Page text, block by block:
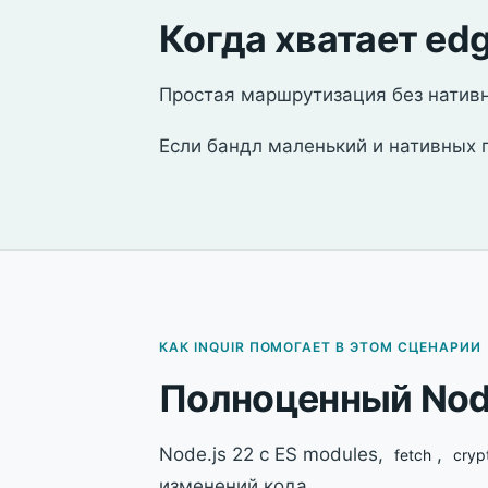
Когда хватает
Простая маршрутизация без
Если бандл маленький и
КАК INQUIR ПОМОГАЕТ В ЭТОМ СЦЕНАРИИ
Полноценный
Node.js 22 с ES modules, fetch ,